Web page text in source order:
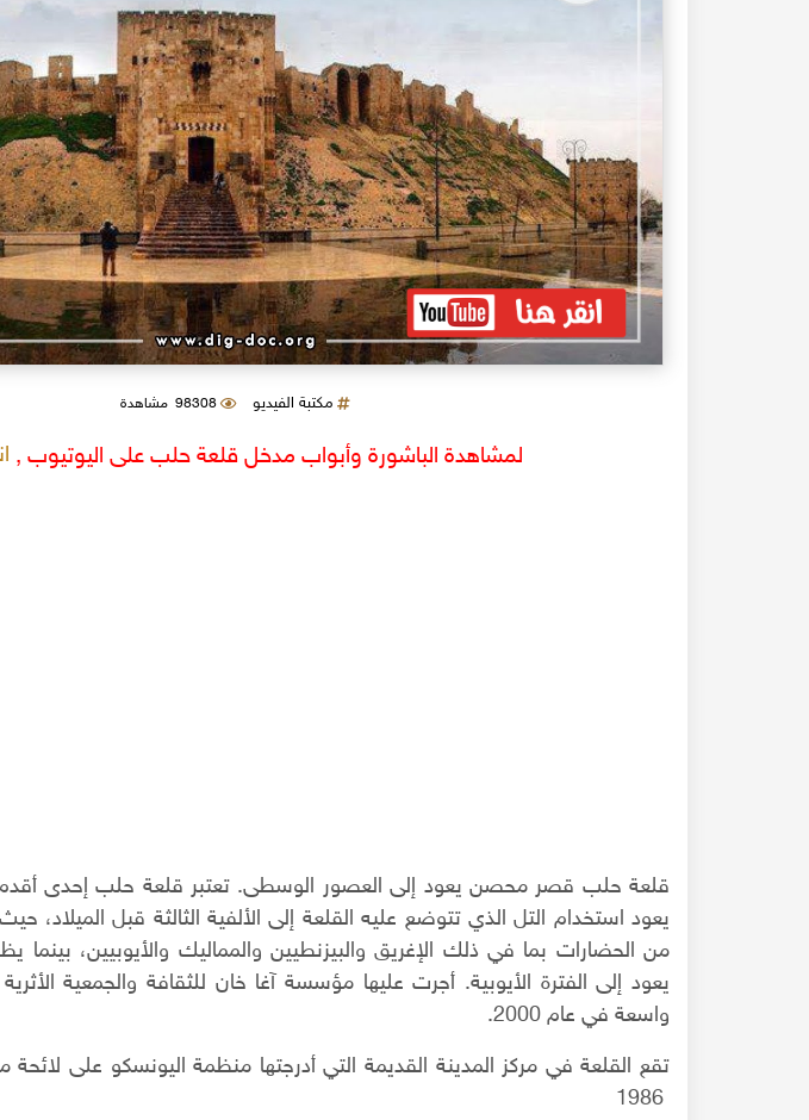
مكتبة الفيديو 98308 مشاهدة
لمشاهدة الباشورة وأبواب مدخل قلعة حلب على اليوتيوب ,
قلعة حلب قصر محصن يعود إلى العصور الوسطى. تعتبر قلعة حلب إحدى أقدم
يعود استخدام التل الذي تتوضع عليه القلعة إلى الألفية الثالثة قبل الميلاد،
من الحضارات بما في ذلك الإغريق والبيزنطيين والمماليك والأيوبيين، بينما
يعود إلى الفترة الأيوبية. أجرت عليها مؤسسة آغا خان للثقافة والجمعية
واسعة في عام 2000.
تقع القلعة في مركز المدينة القديمة التي أدرجتها منظمة اليونسكو على لائحة
حمام يلبغا الناصري